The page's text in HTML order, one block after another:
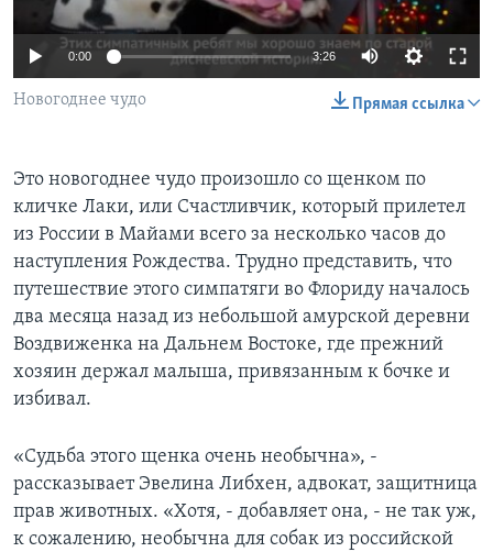
Learning English
СОЦИАЛЬНЫЕ СЕТИ
Языки
0:00 3:26
Прямая ссылка
Новогоднее чудо
Это новогоднее чудо произошло со щенком по
кличке Лаки, или Счастливчик, который прилетел
из России в Майами всего за несколько часов до
наступления Рождества. Трудно представить, что
путешествие этого симпатяги во Флориду началось
два месяца назад из небольшой амурской деревни
Воздвиженка на Дальнем Востоке, где прежний
хозяин держал малыша, привязанным к бочке и
избивал.
«Судьба этого щенка очень необычна», -
рассказывает Эвелина Либхен, адвокат, защитница
прав животных. «Хотя, - добавляет она, - не так уж,
к сожалению, необычна для собак из российской